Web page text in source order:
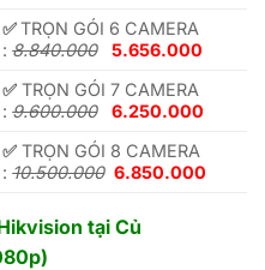
✅TRỌN GÓI 6 CAMERA
:8.840.000
5.656.000
✅ TRỌN GÓI 7 CAMERA
:9.600.000
6.250.000
✅ TRỌN GÓI 8 CAMERA
:10.500.000 6.850.000
tại Củ